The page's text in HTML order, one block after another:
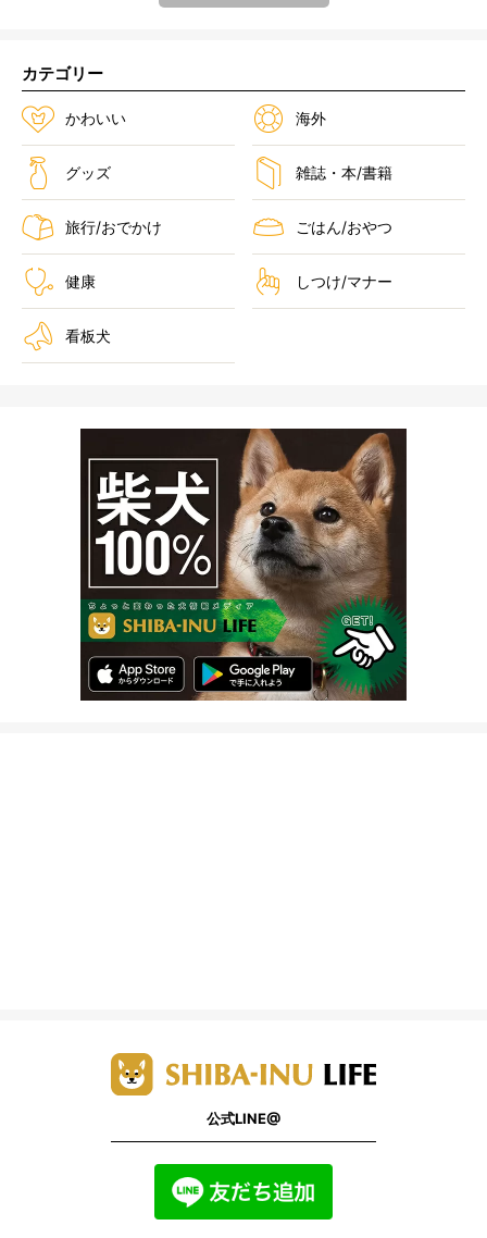
カテゴリー
かわいい 海外
グッズ 雑誌・本/書籍
旅行/おでかけ ごはん/おやつ
健康 しつけ/マナー
看板犬
公式LINE@